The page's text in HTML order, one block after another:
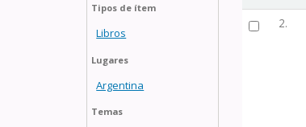
Tipos de ítem
Libros
Lugares
Argentina
Temas
2.